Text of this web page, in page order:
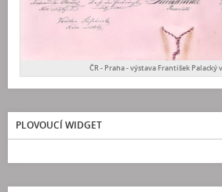
ČR - Praha - výstava František Palacký
PLOVOUCÍ WIDGET